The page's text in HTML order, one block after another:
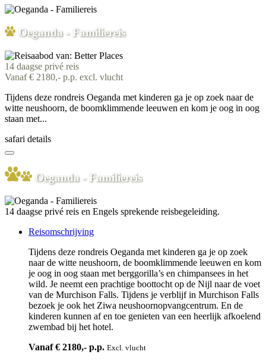
Oeganda - Familiereis
14 daagse privé reis
Vanaf € 2180,- p.p. excl. vlucht
Tijdens deze rondreis Oeganda met kinderen ga je op zoek naar de
witte neushoorn, de boomklimmende leeuwen en kom je oog in oog
staan met...
safari details
Oeganda - Familiereis
14 daagse privé reis en Engels sprekende reisbegeleiding.
Reisomschrijving
Tijdens deze rondreis Oeganda met kinderen ga je op zoek
naar de witte neushoorn, de boomklimmende leeuwen en kom
je oog in oog staan met berggorilla’s en chimpansees in het
wild. Je neemt een prachtige boottocht op de Nijl naar de voet
van de Murchison Falls. Tijdens je verblijf in Murchison Falls
bezoek je ook het Ziwa neushoornopvangcentrum. En de
kinderen kunnen af en toe genieten van een heerlijk afkoelend
zwembad bij het hotel.
Vanaf € 2180,- p.p. Excl. vlucht